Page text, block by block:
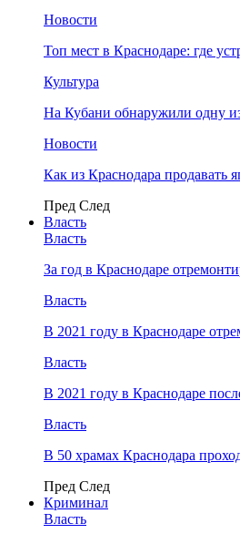
Новости
Топ мест в Краснодаре: где
Культура
На Кубани обнаружили одну
Новости
Как из Краснодара продавать
Пред След
Власть
Власть
За год в Краснодаре
Власть
В 2021 году в Краснодаре
Власть
В 2021 году в Краснодаре
Власть
В 50 храмах Краснодара
Пред След
Криминал
Власть